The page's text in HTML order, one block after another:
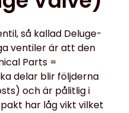
så kallad Deluge-
ventiler är att den
Parts =
delar blir följderna
och är pålitlig i
har låg vikt vilket